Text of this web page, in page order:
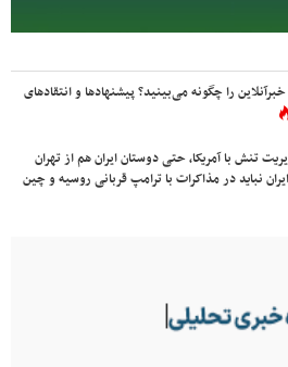
را چگونه می‌بینید؟ پیشنهادها و انتقادهای
تنش با آمریکا، حتی دوستان ایران هم از تهران
نباید در مذاکرات با ترامپ قربانی روسیه و چین